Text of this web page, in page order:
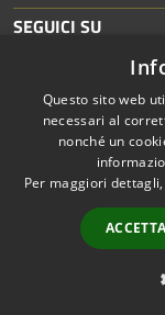
SEGUICI SU
RSS
Accessibilità
Questo sito web
necessari al
nonché un
Per maggiori